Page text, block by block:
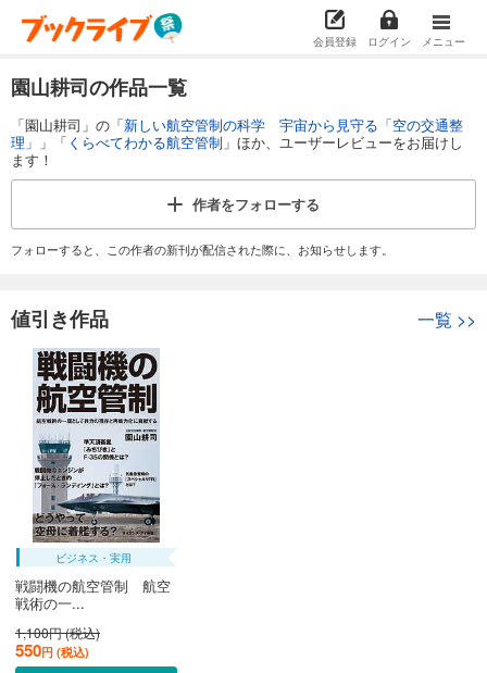
会員登録 ログイン メニュー
園山耕司の作品一覧
「園山耕司」の「新しい航空管制の科学 宇宙から見守る「空の交通整
理」 」「 くらべてわかる航空管制 」ほか、ユーザーレビューをお届けし
ます！
作者をフォローする
フォローすると、この作者の新刊が配信された際に、お知らせします。
値引き作品 一覧 >>
ビジネス・実用
戦闘機の航空管制 航空
戦術の一...
1,100円 (税込)
550円 (税込)